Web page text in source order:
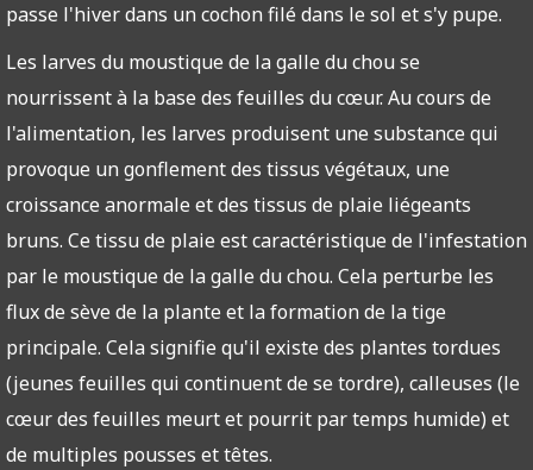
passe l'hiver dans un cochon filé dans le sol et s'y pupe.
Les larves du moustique de la galle du chou se
nourrissent à la base des feuilles du cœur. Au cours de
l'alimentation, les larves produisent une substance qui
provoque un gonflement des tissus végétaux, une
croissance anormale et des tissus de plaie liégeants
bruns. Ce tissu de plaie est caractéristique de l'infestation
par le moustique de la galle du chou. Cela perturbe les
flux de sève de la plante et la formation de la tige
principale. Cela signifie qu'il existe des plantes tordues
(jeunes feuilles qui continuent de se tordre), calleuses (le
cœur des feuilles meurt et pourrit par temps humide) et
de multiples pousses et têtes.